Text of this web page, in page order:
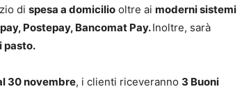
di spesa a domicilio oltre ai moderni sistemi
Postepay, Bancomat Pay.Inoltre, sarà
pasto.
30 novembre, i clienti riceveranno 3 Buoni